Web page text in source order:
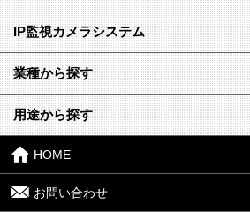
IP監視カメラシステム
業種から探す
用途から探す
HOME
お問い合わせ